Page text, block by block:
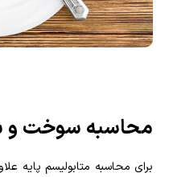
محاسبه سوخت و
برای محاسبه متابولیسم پایه